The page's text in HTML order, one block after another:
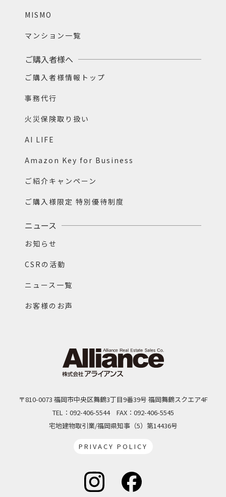
MISMO
マンション一覧
ご購入者様へ
ご購入者様情報トップ
事務代行
火災保険取り扱い
AI LIFE
Amazon Key for Business
ご紹介キャンペーン
ご購入様限定 特別優待制度
ニュース
お知らせ
CSRの活動
ニュース一覧
お客様のお声
〒810-0073 福岡市中央区舞鶴3丁目9番39号 福岡舞鶴スクエア4F
TEL：092-406-5544 FAX：092-406-5545
宅地建物取引業/福岡県知事（5）第14436号
PRIVACY POLICY